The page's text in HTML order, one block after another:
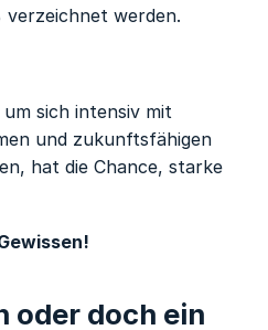
verzeichnet werden.
sich intensiv mit
und zukunftsfähigen
hat die Chance, starke
oder doch ein